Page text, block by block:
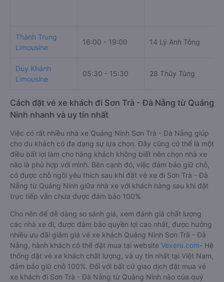
Thành Trung
Limousine
16:00 - 19:00 14 Lý Anh Tông
Duy Khánh
Limousine
05:30 - 15:30 28 Thủy Tùng
Cách đặt vé xe khách đi Sơn Trà - Đà Nẵng từ Quảng
Ninh nhanh và uy tín nhất
Việc có rất nhiều nhà xe Quảng Ninh Sơn Trà - Đà Nẵng giúp
cho du khách có đa dạng sự lựa chọn. Đây cũng có thể là một
điều bất lợi làm cho hàng khách không biết nên chọn nhà xe
nào là phù hợp với mình. Bên cạnh đó, việc đảm bảo giữ chỗ,
có được chỗ ngồi yêu thích sau khi đặt vé xe đi Sơn Trà - Đà
Nẵng từ Quảng Ninh giữa nhà xe với khách hàng sau khi đặt
trực tiếp vẫn chưa được đảm bảo 100%.
Cho nên để dễ dàng so sánh giá, xem đánh giá chất lượng
các nhà xe đi, được đảm bảo quyền lợi cao nhất, được hưởng
nhiều ưu đãi giảm giá vé xe khách Quảng Ninh Sơn Trà - Đà
Nẵng, hành khách có thể đặt mua tại website Vexere.com- Hệ
thống đặt vé xe khách chất lượng, và uy tín nhất tại Việt Nam,
đảm bảo giữ chỗ 100%. Đối với bất cứ giao dịch đặt mua vé
xe khách đi Sơn Trà - Đà Nẵng từ Quảng Ninh nào của quý